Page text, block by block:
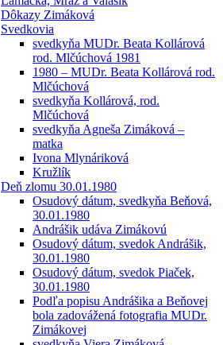
Dôkazy Zimáková
Svedkovia
svedkyňa MUDr. Beata Kollárová
rod. Mlčúchová 1981
1980 – MUDr. Beata Kollárová rod.
Mlčúchová
svedkyňa Kollárová, rod.
Mlčúchová
svedkyňa Agneša Zimáková –
matka
Ivona Mlynáriková
Kružlík
Deň zlomu 30.01.1980
Osudový dátum, svedkyňa Beňová,
30.01.1980
Andrášik udáva Zimákovú
Osudový dátum, svedok Andrášik,
30.01.1980
Osudový dátum, svedok Piaček,
30.01.1980
Podľa popisu Andrášika a Beňovej
bola zadovážená fotografia MUDr.
Zimákovej